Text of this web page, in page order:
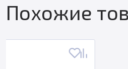
Похожие